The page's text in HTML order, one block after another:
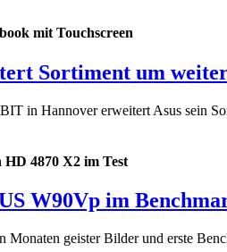
mit Touchscreen
Sortiment um
in Hannover erweitert Asus sein
4870 X2 im Test
W90Vp im
Monaten geister Bilder und erste